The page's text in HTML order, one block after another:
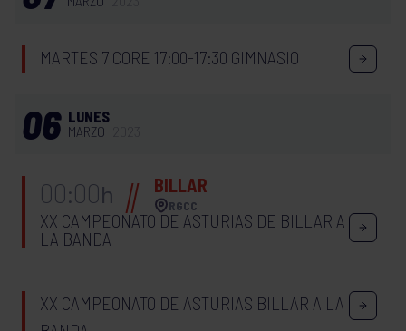
MARTES 7 CORE 17:00-17:30 GIMNASIO
06 LUNES
MARZO
00:00h BILLAR
RGCC
XX CAMPEONATO DE ASTURIAS DE BILLAR A
LA BANDA
XX CAMPEONATO DE ASTURIAS BILLAR A LA